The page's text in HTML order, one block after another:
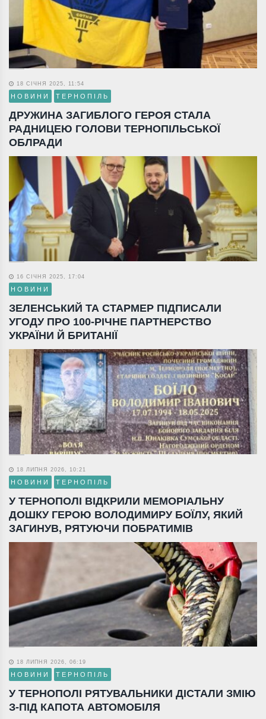
18 СІЧНЯ 2025, 11:54
НОВИНИ ТЕРНОПІЛЬ
ДРУЖИНА ЗАГИБЛОГО ГЕРОЯ СТАЛА
РАДНИЦЕЮ ГОЛОВИ ТЕРНОПІЛЬСЬКОЇ
ОБЛРАДИ
16 СІЧНЯ 2025, 17:04
НОВИНИ
ЗЕЛЕНСЬКИЙ ТА СТАРМЕР ПІДПИСАЛИ
УГОДУ ПРО 100-РІЧНЕ ПАРТНЕРСТВО
УКРАЇНИ Й БРИТАНІЇ
18 ЛИПНЯ 2026, 10:21
НОВИНИ ТЕРНОПІЛЬ
У ТЕРНОПОЛІ ВІДКРИЛИ МЕМОРІАЛЬНУ
ДОШКУ ГЕРОЮ ВОЛОДИМИРУ БОЇЛУ, ЯКИЙ
ЗАГИНУВ, РЯТУЮЧИ ПОБРАТИМІВ
18 ЛИПНЯ 2026, 06:19
НОВИНИ ТЕРНОПІЛЬ
У ТЕРНОПОЛІ РЯТУВАЛЬНИКИ ДІСТАЛИ ЗМІЮ
З-ПІД КАПОТА АВТОМОБІЛЯ